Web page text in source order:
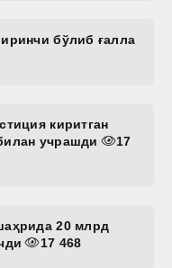
бўлиб ғалла
киритган
учрашди
17
20 млрд
17 468